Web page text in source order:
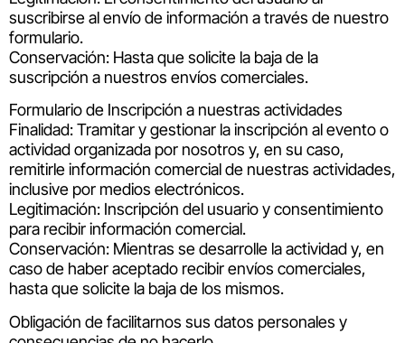
suscribirse al envío de información a través de nuestro
formulario.
Conservación: Hasta que solicite la baja de la
suscripción a nuestros envíos comerciales.
Formulario de Inscripción a nuestras actividades
Finalidad: Tramitar y gestionar la inscripción al evento o
actividad organizada por nosotros y, en su caso,
remitirle información comercial de nuestras actividades,
inclusive por medios electrónicos.
Legitimación: Inscripción del usuario y consentimiento
para recibir información comercial.
Conservación: Mientras se desarrolle la actividad y, en
caso de haber aceptado recibir envíos comerciales,
hasta que solicite la baja de los mismos.
Obligación de facilitarnos sus datos personales y